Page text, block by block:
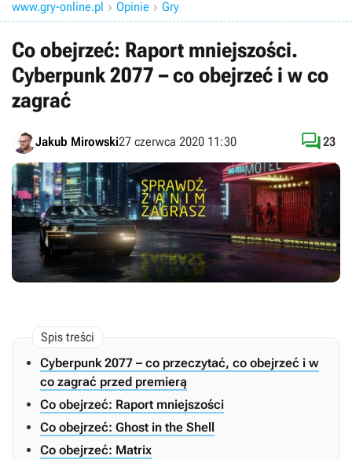
www.gry-online.pl  Opinie  Gry
Co obejrzeć: Raport mniejszości.
Cyberpunk 2077 – co obejrzeć i w co
zagrać
Jakub Mirowski27 czerwca 2020 11:30 23
Cyberpunk 2077 – co przeczytać, co obejrzeć i w
co zagrać przed premierą
Co obejrzeć: Raport mniejszości
Co obejrzeć: Ghost in the Shell
Co obejrzeć: Matrix